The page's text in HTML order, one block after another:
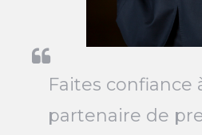
Faites confiance
partenaire de